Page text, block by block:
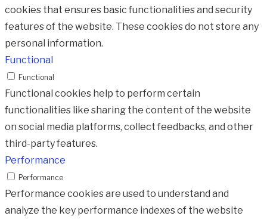
cookies that ensures basic functionalities and security
features of the website. These cookies do not store any
personal information.
Functional
Functional
Functional cookies help to perform certain
functionalities like sharing the content of the website
on social media platforms, collect feedbacks, and other
third-party features.
Performance
Performance
Performance cookies are used to understand and
analyze the key performance indexes of the website